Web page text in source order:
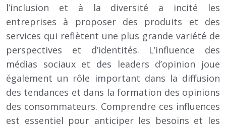
l’inclusion et à la diversité a incité les
entreprises à proposer des produits et des
services qui reflètent une plus grande variété de
perspectives et d’identités. L’influence des
médias sociaux et des leaders d’opinion joue
également un rôle important dans la diffusion
des tendances et dans la formation des opinions
des consommateurs. Comprendre ces influences
est essentiel pour anticiper les besoins et les